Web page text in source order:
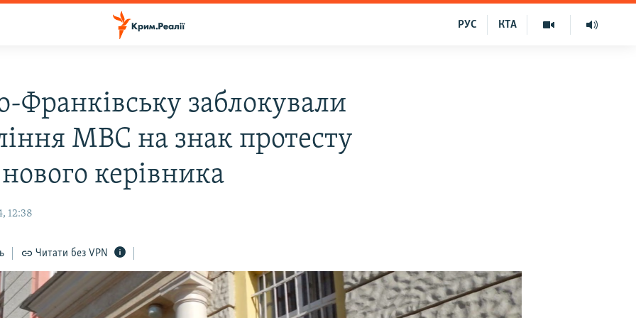
КТА
РУС
Франківську заблокували
МВС на знак протесту
керівника
12:38
Читати без VPN